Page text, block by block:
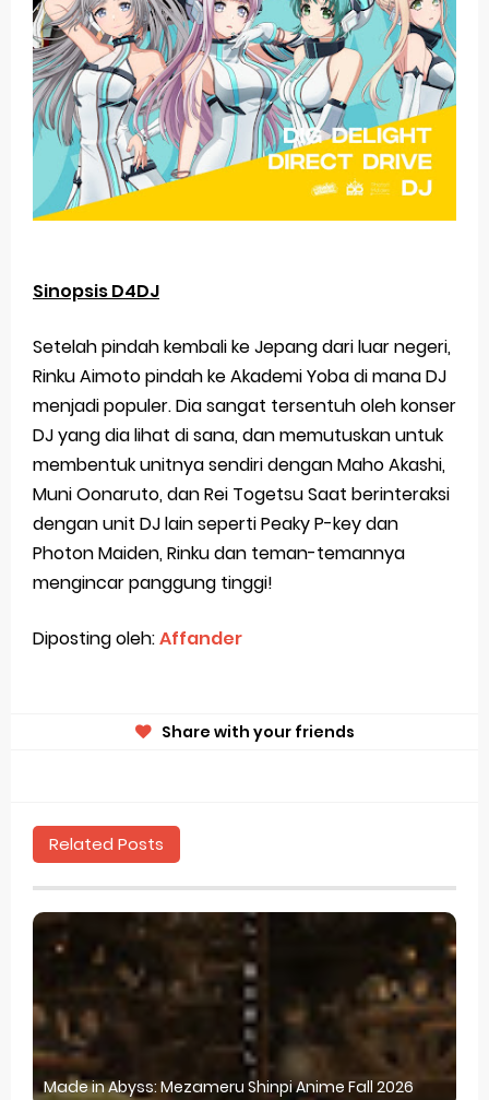
Sinopsis D4DJ
Setelah pindah kembali ke Jepang dari luar negeri,
Rinku Aimoto pindah ke Akademi Yoba di mana DJ
menjadi populer. Dia sangat tersentuh oleh konser
DJ yang dia lihat di sana, dan memutuskan untuk
membentuk unitnya sendiri dengan Maho Akashi,
Muni Oonaruto, dan Rei TogetsuSaat berinteraksi
dengan unit DJ lain seperti Peaky P-key dan
Photon Maiden, Rinku dan teman-temannya
mengincar panggung tinggi!
Diposting oleh:Affander
Share with your friends
Related Posts
Made in Abyss: Mezameru Shinpi Anime Fall 2026